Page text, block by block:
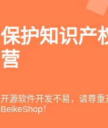
保护知识产
营
开源软件开发不易，请尊
BeikeShop！